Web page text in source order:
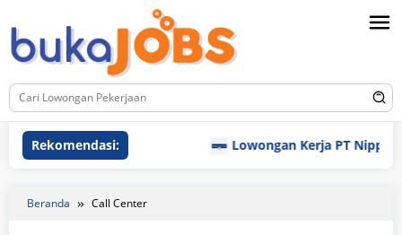
ke
konten
Rekomendasi: Lowongan Kerja PT Nippon
Beranda Call Center